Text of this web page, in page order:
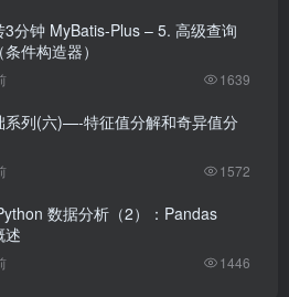
3分钟 MyBatis-Plus – 5. 高级查询
条件构造器）
1639
系列(六)—-特征值分解和奇异值分
1572
数据分析（2）：Pandas
述
1446